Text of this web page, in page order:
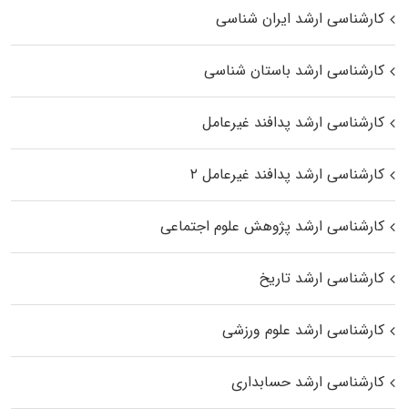
کارشناسی ارشد ایران شناسی
کارشناسی ارشد باستان شناسی
کارشناسی ارشد پدافند غیرعامل
کارشناسی ارشد پدافند غیرعامل ۲
کارشناسی ارشد پژوهش علوم اجتماعی
کارشناسی ارشد تاریخ
کارشناسی ارشد علوم ورزشی
کارشناسی ارشد حسابداری